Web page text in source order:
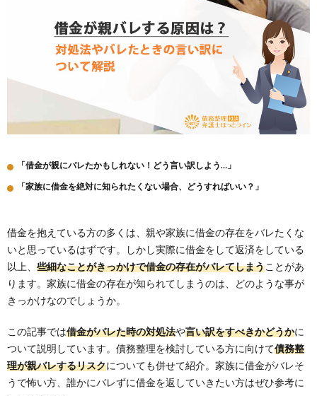
「借金が親にバレたかもしれない！どう言い訳しよう…」
「家族に借金を絶対に知られたくない場合、どうすればいい？」
借金を抱えている方の多くは、親や家族に借金の存在をバレたくな
いと思っているはずです。しかし実際に借金をして返済をしている
以上、 些細なことがきっかけで借金の存在がバレてしまうことがあ
ります。家族に借金の存在が知られてしまうのは、どのような事が
きっかけなのでしょうか。
この記事では借金がバレた時の対処法や言い訳をすべきかどうかに
ついて説明しています。債務整理を検討している方に向けて債務整
理が親バレするリスクについても併せて紹介。家族に借金がバレそ
うで怖い方、誰かにバレずに借金を返していきたい方はぜひ参考に